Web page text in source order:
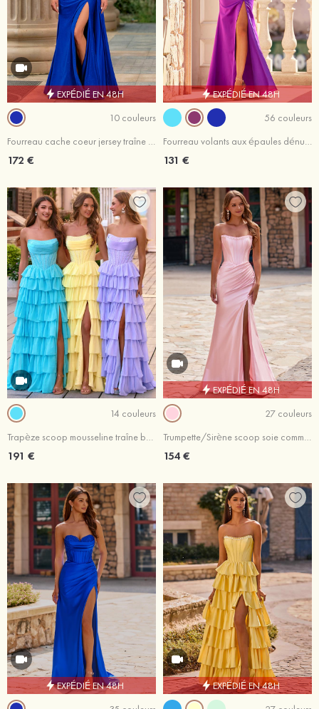
EXPÉDIÉ EN 48H
10 couleurs
Fourreau cache coeur jersey traîne balayage robe de bal avec drapé latéral paillettes
172 €
EXPÉDIÉ EN 48H
56 couleurs
Fourreau volants aux épaules dénudées satin ras du sol robe de bal
131 €
14 couleurs
Trapèze scoop mousseline traîne balayage robe de bal avec perles strass thermocollant
191 €
EXPÉDIÉ EN 48H
27 couleurs
Trumpette/Sirène scoop soie comme du satin traîne balayage robe de bal avec plissé fendue
154 €
EXPÉDIÉ EN 48H
EXPÉDIÉ EN 48H